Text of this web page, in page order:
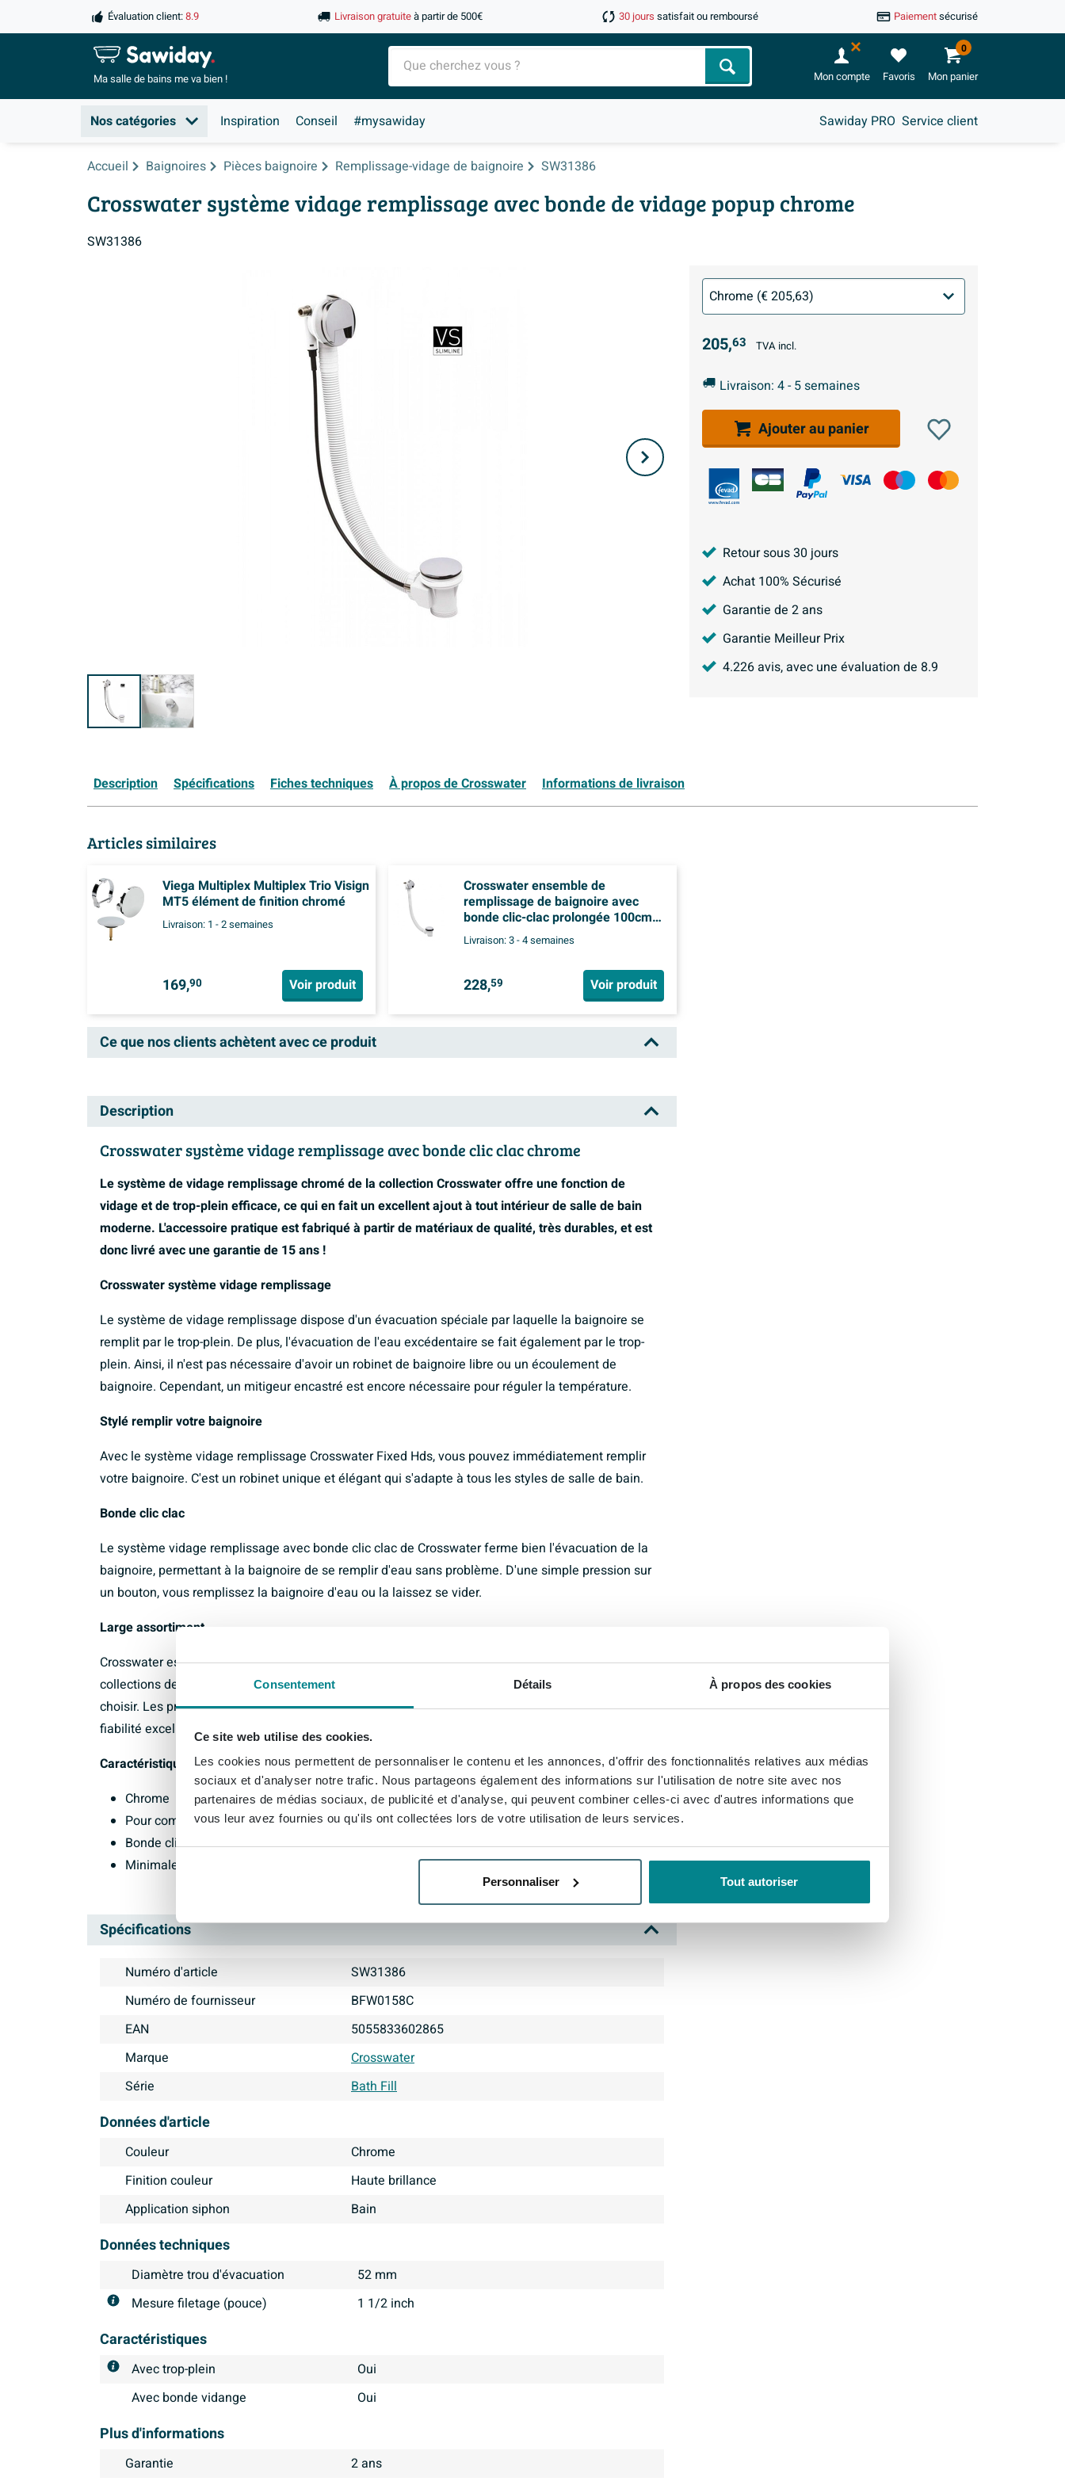
Consentement Détails À propos des cookies
Ce site web utilise des cookies.
Les cookies nous permettent de personnaliser le contenu et les annonces, d'offrir des fonctionnalités relatives aux médias
sociaux et d'analyser notre trafic. Nous partageons également des informations sur l'utilisation de notre site avec nos
partenaires de médias sociaux, de publicité et d'analyse, qui peuvent combiner celles-ci avec d'autres informations que
vous leur avez fournies ou qu'ils ont collectées lors de votre utilisation de leurs services.
Personnaliser Tout autoriser
Évaluation client:8.9 Livraison gratuiteà partir de 500€ 30 jours satisfait ou remboursé Paiementsécurisé
Ma salle debains me va bien ! Chercher Mon compte Favoris Mon panier
0
Nos catégories Inspiration Conseil #mysawiday Sawiday PRO Service client
Accueil Baignoires Pièces baignoire Remplissage-vidage de baignoire SW31386
Crosswater système vidage remplissage avec bonde de vidage popup chrome
SW31386
205,63 TVA incl.
Livraison: 4 - 5 semaines
Ajouter au panier
Retour sous 30 jours
Achat 100% Sécurisé
Garantie de 2 ans
Garantie Meilleur Prix
4.226avis, avec une évaluation de 8.9
Description Spécifications Fiches techniques À propos de Crosswater Informations de livraison
Articles similaires
Viega Multiplex Multiplex Trio Visign
MT5 élément de finition chromé
Livraison: 1 - 2 semaines
169,90 Voir produit
Crosswater ensemble de
remplissage de baignoire avec
bonde clic-clac prolongée 100cm
chrome
Livraison:3 - 4 semaines
228,59 Voir produit
Ce que nos clients achètent avec ce produit
Description
Crosswater système vidage remplissage avec bonde clic clac chrome
Le système de vidage remplissage chromé de la collection Crosswater offre une fonction de
vidage et de trop-plein efficace, ce qui en fait un excellent ajout à tout intérieur de salle de bain
moderne. L'accessoire pratique est fabriqué à partir de matériaux de qualité, très durables, et est
donc livré avec une garantie de 15 ans !
Crosswater système vidage remplissage
Le système de vidage remplissage dispose d'un évacuation spéciale par laquelle la baignoire se
remplit par le trop-plein. De plus, l'évacuation de l'eau excédentaire se fait également par le trop-
plein. Ainsi, il n'est pas nécessaire d'avoir un robinet de baignoire libre ou un écoulement de
baignoire. Cependant, un mitigeur encastré est encore nécessaire pour réguler la température.
Stylé remplir votre baignoire
Avec le système vidage remplissage Crosswater Fixed Hds, vous pouvez immédiatement remplir
votre baignoire. C'est un robinet unique et élégant qui s'adapte à tous les styles de salle de bain.
Bonde clic clac
Le système vidage remplissage avec bonde clic clac de Crosswater ferme bien l'évacuation de la
baignoire, permettant à la baignoire de se remplir d'eau sans problème. D'une simple pression sur
un bouton, vous remplissez la baignoire d'eau ou la laissez se vider.
Large assortiment
Crosswater est une marque de premier plan dans le monde du sanitaire, connue pour ses
collections de salles de bain modernes avec un large éventail de designs élégants parmi lesquels
choisir. Les produits sont conçus par des experts en Italie, vous garantissant une qualité et une
fiabilité excellentes.
Caractéristiques principales
Chrome
Pour combinaisons douche et baignoire
Bonde clic clac
Minimale 0.5bar
Spécifications
Numéro d'article
SW31386
Numéro de fournisseur
BFW0158C
EAN
5055833602865
Marque
Crosswater
Série
Bath Fill
Données d'article
Couleur
Chrome
Finition couleur
haute brillance
Application siphon
bain
Données techniques
Diamètre trou d'évacuation
52 mm
Mesure filetage (pouce)
1 1/2 inch
Caractéristiques
Avec trop-plein
Oui
Avec bonde vidange
Oui
Plus d'informations
Garantie 2 ans